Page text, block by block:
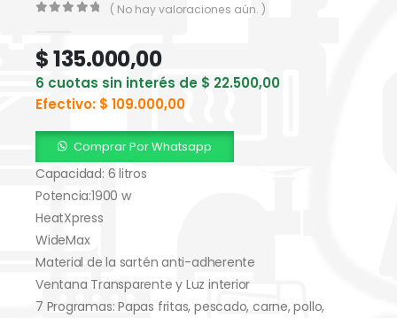
( No hay valoraciones aún. )
$135.000,00
6 cuotas sin interés de $ 22.500,00
Efectivo: $ 109.000,00
Comprar Por Whatsapp
Capacidad: 6 litros
Potencia:1900 w
HeatXpress
WideMax
Material de la sartén anti-adherente
Ventana Transparente y Luz interior
7 Programas: Papas fritas, pescado, carne, pollo,